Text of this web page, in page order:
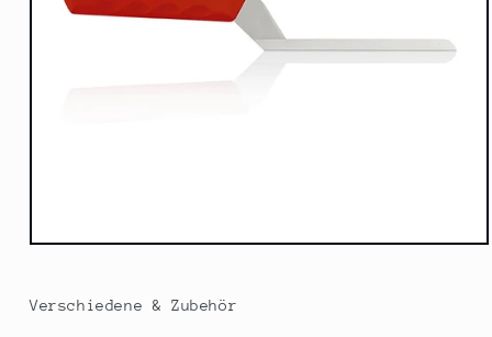
Medien
Modal
öffnen
Verschiedene & Zubehör